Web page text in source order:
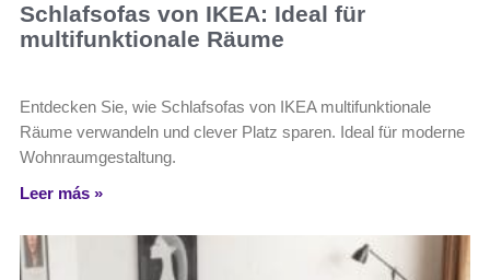
Schlafsofas von IKEA: Ideal für
multifunktionale Räume
Entdecken Sie, wie Schlafsofas von IKEA multifunktionale
Räume verwandeln und clever Platz sparen. Ideal für moderne
Wohnraumgestaltung.
Leer más »